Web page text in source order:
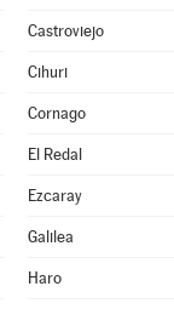
Castroviejo
Cihuri
Cornago
El Redal
Ezcaray
Galilea
Haro